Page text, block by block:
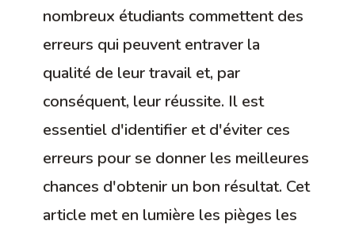
nombreux étudiants commettent des
erreurs qui peuvent entraver la
qualité de leur travail et, par
conséquent, leur réussite. Il est
essentiel d'identifier et d'éviter ces
erreurs pour se donner les meilleures
chances d'obtenir un bon résultat. Cet
article met en lumière les pièges les